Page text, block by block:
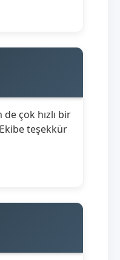
çok hızlı bir
teşekkür